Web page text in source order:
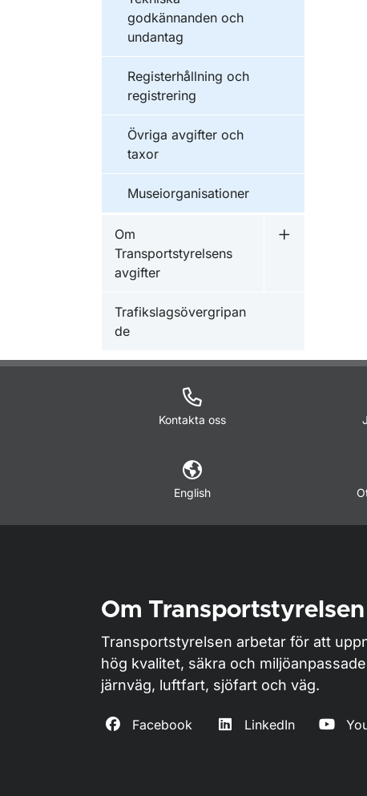
godkännanden och
undantag
Registerhållning och
registrering
Övriga avgifter och
taxor
Museiorganisationer
Om
Transportstyrelsens
avgifter
Undermeny
Trafikslagsövergripan
de
Kontakta oss
English
Om Transportstyrelsen
Transportstyrelsen arbetar för att
hög kvalitet, säkra och
järnväg, luftfart, sjöfart och väg.
Facebook LinkedIn